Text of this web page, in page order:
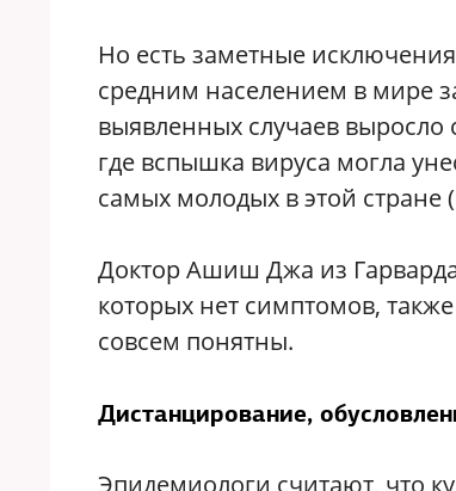
Но есть заметные
средним населением в мире
выявленных случаев выросло
где вспышка вируса могла
самых молодых в этой стране
Доктор Ашиш Джа из
которых нет симптомов,
совсем понятны.
Дистанцирование,
Эпидемиологи считают, что